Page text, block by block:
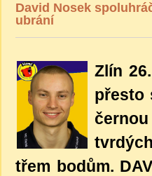
David Nosek
ubrání
Zlín
přesto
třem bodům.